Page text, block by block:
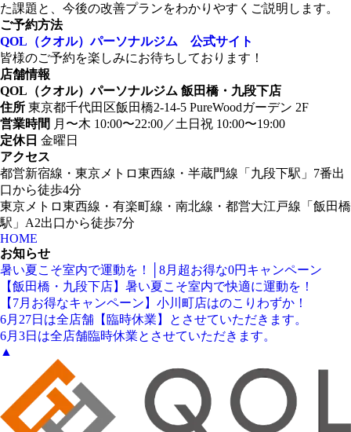
た課題と、今後の改善プランをわかりやすくご説明します。
ご予約方法
QOL（クオル）パーソナルジム 公式サイト
皆様のご予約を楽しみにお待ちしております！
店舗情報
QOL（クオル）パーソナルジム 飯田橋・九段下店
住所 東京都千代田区飯田橋2-14-5 PureWoodガーデン 2F
営業時間 月〜木 10:00〜22:00／土日祝 10:00〜19:00
定休日 金曜日
アクセス
都営新宿線・東京メトロ東西線・半蔵門線「九段下駅」7番出
口から徒歩4分
東京メトロ東西線・有楽町線・南北線・都営大江戸線「飯田橋
駅」A2出口から徒歩7分
HOME
お知らせ
暑い夏こそ室内で運動を！│8月超お得な0円キャンペーン
【飯田橋・九段下店】暑い夏こそ室内で快適に運動を！
【7月お得なキャンペーン】小川町店はのこりわずか！
6月27日は全店舗【臨時休業】とさせていただきます。
6月3日は全店舗臨時休業とさせていただきます。
▲